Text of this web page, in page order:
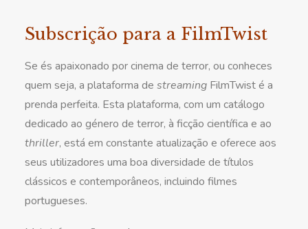
Subscrição para a FilmTwist
Se és apaixonado por cinema de terror, ou conheces
quem seja, a plataforma de streaming FilmTwist é a
prenda perfeita. Esta plataforma, com um catálogo
dedicado ao género de terror, à ficção científica e ao
thriller, está em constante atualização e oferece aos
seus utilizadores uma boa diversidade de títulos
clássicos e contemporâneos, incluindo filmes
portugueses.